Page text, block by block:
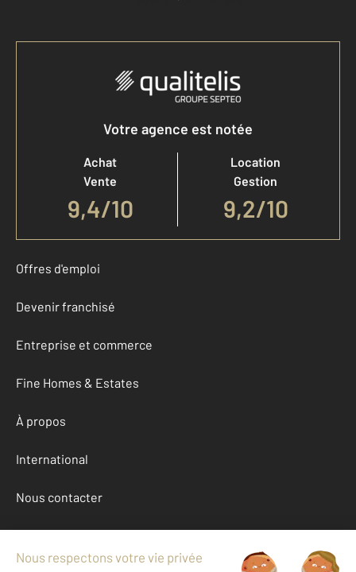
Votre agence est notée
Achat
Vente
9,4/10
Location
Gestion
9,2/10
Offres d'emploi
Devenir franchisé
Entreprise et commerce
Fine Homes & Estates
À propos
International
Nous contacter
Mentions légales & CGU et Barèmes d'honoraires